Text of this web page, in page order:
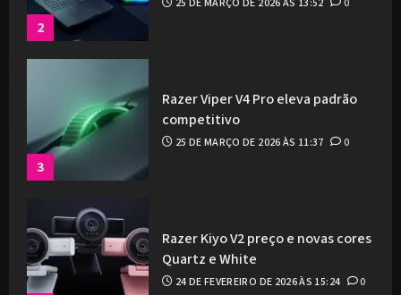
2
3
Razer Viper V4 Pro eleva padrão
competitivo
25 DE MARÇO DE 2026 ÀS 11:37 0
Razer Kiyo V2 preço e novas cores
Quartz e White
24 DE FEVEREIRO DE 2026 ÀS 15:24 0